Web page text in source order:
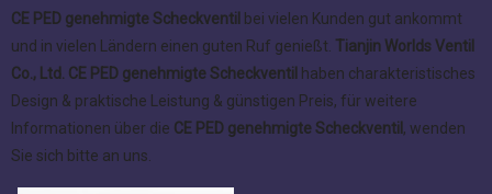
CE PED genehmigte Scheckventil bei vielen Kunden gut ankommt
und in vielen Ländern einen guten Ruf genießt. Tianjin Worlds Ventil
Co., Ltd. CE PED genehmigte Scheckventil haben charakteristisches
Design & praktische Leistung & günstigen Preis, für weitere
Informationen über die CE PED genehmigte Scheckventil , wenden
Sie sich bitte an uns.